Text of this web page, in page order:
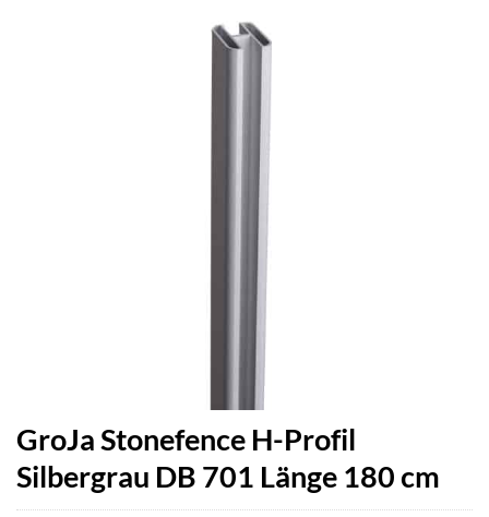
GroJa Stonefence H-Profil
Silbergrau DB 701 Länge 180 cm